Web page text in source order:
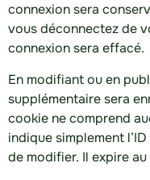
connexion sera
vous déconnectez de
connexion sera effacé.
En modifiant ou en
supplémentaire sera
cookie ne comprend
indique simplement
de modifier. Il expire au